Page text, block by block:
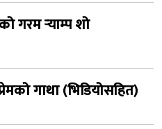
गरम र्‍याम्प शो
गाथा (भिडियोसहित)